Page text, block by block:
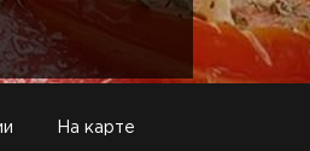
На карте